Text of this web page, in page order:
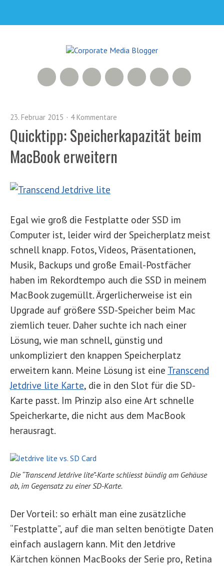
Twitter
Facebook
Google+
YouTube
Slideshare
Xing
RSS Feed
23. Februar 2015 4 Kommentare
Quicktipp: Speicherkapazität beim
MacBook erweitern
Egal wie groß die Festplatte oder SSD im
Computer ist, leider wird der Speicherplatz meist
schnell knapp. Fotos, Videos, Präsentationen,
Musik, Backups und große Email-Postfächer
haben im Rekordtempo auch die SSD in meinem
MacBook zugemüllt. Ärgerlicherweise ist ein
Upgrade auf größere SSD-Speicher beim Mac
ziemlich teuer. Daher suchte ich nach einer
Lösung, wie man schnell, günstig und
unkompliziert den knappen Speicherplatz
erweitern kann. Meine Lösung ist eine Transcend
Jetdrive lite Karte, die in den Slot für die SD-
Karte passt. Im Prinzip also eine Art schnelle
Speicherkarte, die nicht aus dem MacBook
herausragt.
Die “Transcend Jetdrive lite”-Karte schliesst bündig am Gehäuse
ab, im Gegensatz zu einer SD-Karte.
Der Vorteil: so erhält man eine zusätzliche
“Festplatte”, auf die man selten benötigte Daten
einfach auslagern kann. Mit den Jetdrive
Kärtchen können MacBooks der Serie pro, Retina